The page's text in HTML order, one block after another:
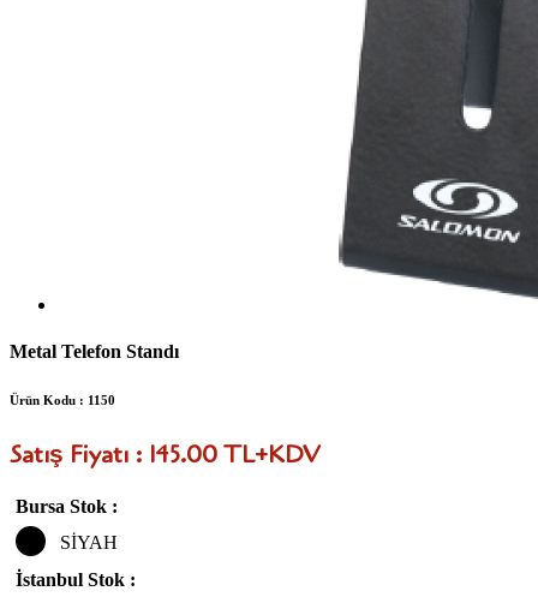
Metal Telefon Standı
Ürün Kodu : 1150
Satış Fiyatı : 145.00 TL+KDV
Bursa Stok :
SİYAH
İstanbul Stok :